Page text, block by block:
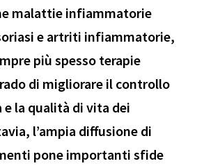
malattie infiammatorie
e artriti infiammatorie,
più spesso terapie
di migliorare il controllo
la qualità di vita dei
l’ampia diffusione di
pone importanti sfide